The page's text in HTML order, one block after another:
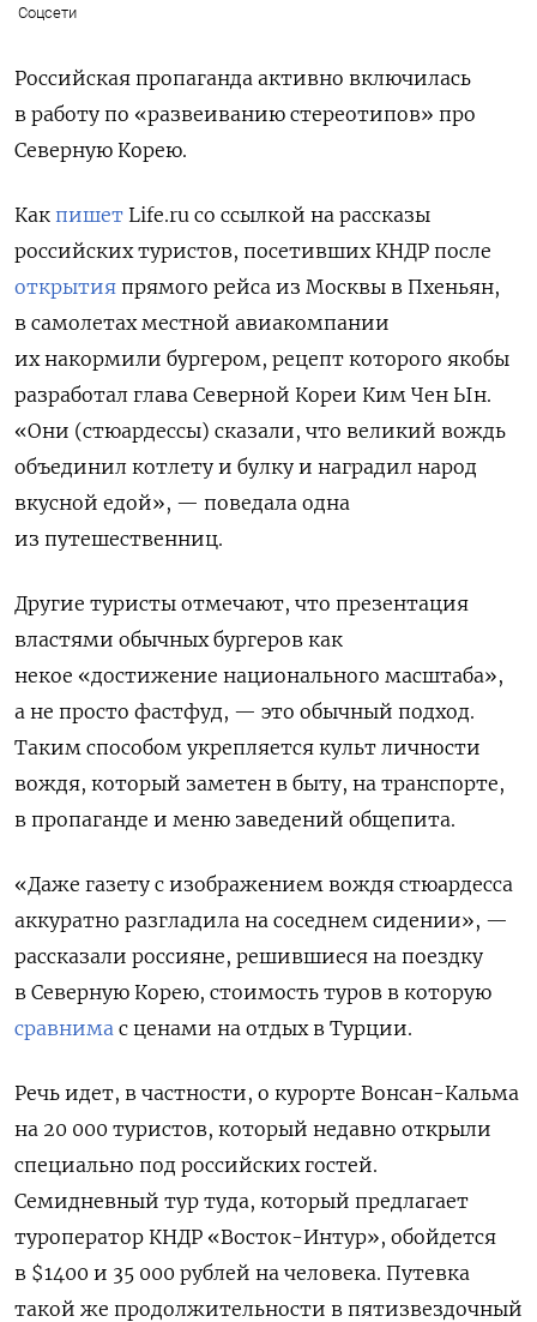
Соцсети
Российская пропаганда активно включилась
в работу по «развеиванию стереотипов» про
Северную Корею.
Как пишет Life.ru со ссылкой на рассказы
российских туристов, посетивших КНДР после
открытия прямого рейса из Москвы в Пхеньян,
в самолетах местной авиакомпании
их накормили бургером, рецепт которого якобы
разработал глава Северной Кореи Ким Чен Ын.
«Они (стюардессы) сказали, что великий вождь
объединил котлету и булку и наградил народ
вкусной едой», — поведала одна
из путешественниц.
Другие туристы отмечают, что презентация
властями обычных бургеров как
некое «достижение национального масштаба»,
а не просто фастфуд, — это обычный подход.
Таким способом укрепляется культ личности
вождя, который заметен в быту, на транспорте,
в пропаганде и меню заведений общепита.
«Даже газету с изображением вождя стюардесса
аккуратно разгладила на соседнем сидении», —
рассказали россияне, решившиеся на поездку
в Северную Корею, стоимость туров в которую
сравнима с ценами на отдых в Турции.
Речь идет, в частности, о курорте Вонсан-Кальма
на 20 000 туристов, который недавно открыли
специально под российских гостей.
Семидневный тур туда, который предлагает
туроператор КНДР «Восток-Интур», обойдется
в $1400 и 35 000 рублей на человека. Путевка
такой же продолжительности в пятизвездочный